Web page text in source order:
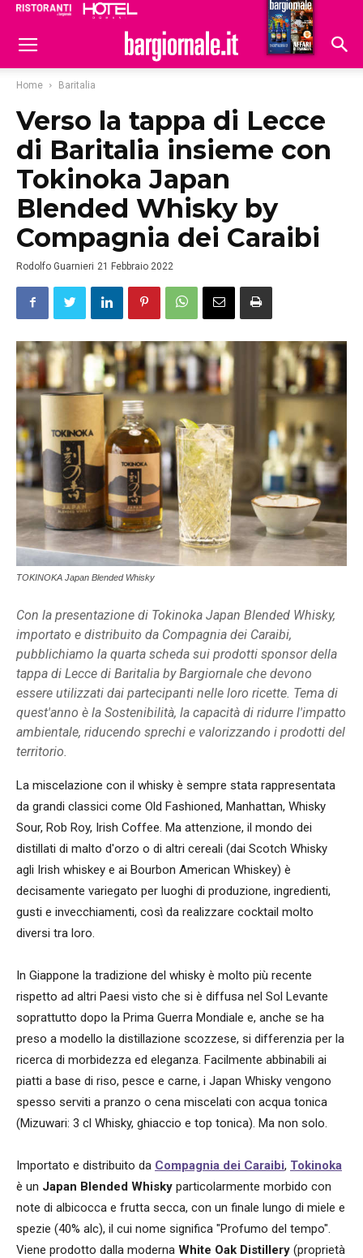
Hoteldomani
Home Baritalia
Verso la tappa di Lecce
di Baritalia insieme con
Tokinoka Japan
Blended Whisky by
Compagnia dei Caraibi
Rodolfo Guarnieri 21 Febbraio 2022
TOKINOKA Japan Blended Whisky
Con la presentazione di Tokinoka Japan Blended Whisky,
importato e distribuito da Compagnia dei Caraibi,
pubblichiamo la quarta scheda sui prodotti sponsor della
tappa di Lecce di Baritalia by Bargiornale che devono
essere utilizzati dai partecipanti nelle loro ricette. Tema di
quest'anno è la Sostenibilità, la capacità di ridurre l'impatto
ambientale, riducendo sprechi e valorizzando i prodotti del
territorio.
La miscelazione con il whisky è sempre stata rappresentata
da grandi classici come Old Fashioned, Manhattan, Whisky
Sour, Rob Roy, Irish Coffee. Ma attenzione, il mondo dei
distillati di malto d'orzo o di altri cereali (dai Scotch Whisky
agli Irish whiskey e ai Bourbon American Whiskey) è
decisamente variegato per luoghi di produzione, ingredienti,
gusti e invecchiamenti, così da realizzare cocktail molto
diversi tra loro.
In Giappone la tradizione del whisky è molto più recente
rispetto ad altri Paesi visto che si è diffusa nel Sol Levante
soprattutto dopo la Prima Guerra Mondiale e, anche se ha
preso a modello la distillazione scozzese, si differenzia per la
ricerca di morbidezza ed eleganza. Facilmente abbinabili ai
piatti a base di riso, pesce e carne, i Japan Whisky vengono
spesso serviti a pranzo o cena miscelati con acqua tonica
(Mizuwari: 3 cl Whisky, ghiaccio e top tonica). Ma non solo.
Importato e distribuito da Compagnia dei Caraibi, Tokinoka
è un Japan Blended Whisky particolarmente morbido con
note di albicocca e frutta secca, con un finale lungo di miele e
spezie (40% alc), il cui nome significa "Profumo del tempo".
Viene prodotto dalla moderna White Oak Distillery (proprietà